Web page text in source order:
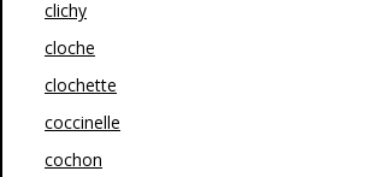
clichy
cloche
clochette
coccinelle
cochon